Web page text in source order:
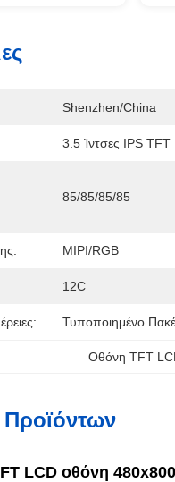
Shenzhen/china
3.5 Ίντσες IPS TFT
85/85/85/85
MIPI/RGB
12C
Τυποποιημένο
Οθόνη TFT
LCD οθόνη